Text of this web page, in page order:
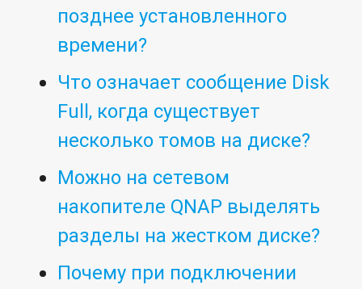
позднее установленного
времени?
Что означает сообщение Disk
Full, когда существует
несколько томов на диске?
Можно на сетевом
накопителе QNAP выделять
разделы на жестком диске?
Почему при подключении